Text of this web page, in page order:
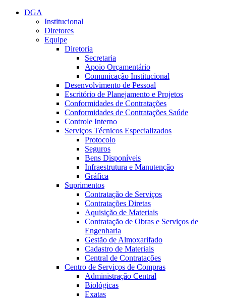
Conteúdo principal
DGA
Institucional
Diretores
Equipe
Diretoria
Secretaria
Apoio Orçamentário
Comunicação Institucional
Desenvolvimento de Pessoal
Escritório de Planejamento e Projetos
Conformidades de Contratações
Conformidades de Contratações Saúde
Controle Interno
Serviços Técnicos Especializados
Protocolo
Seguros
Bens Disponíveis
Infraestrutura e Manutenção
Gráfica
Suprimentos
Contratação de Serviços
Contratações Diretas
Aquisição de Materiais
Contratação de Obras e Serviços de
Engenharia
Gestão de Almoxarifado
Cadastro de Materiais
Central de Contratações
Centro de Serviços de Compras
Administração Central
Biológicas
Exatas